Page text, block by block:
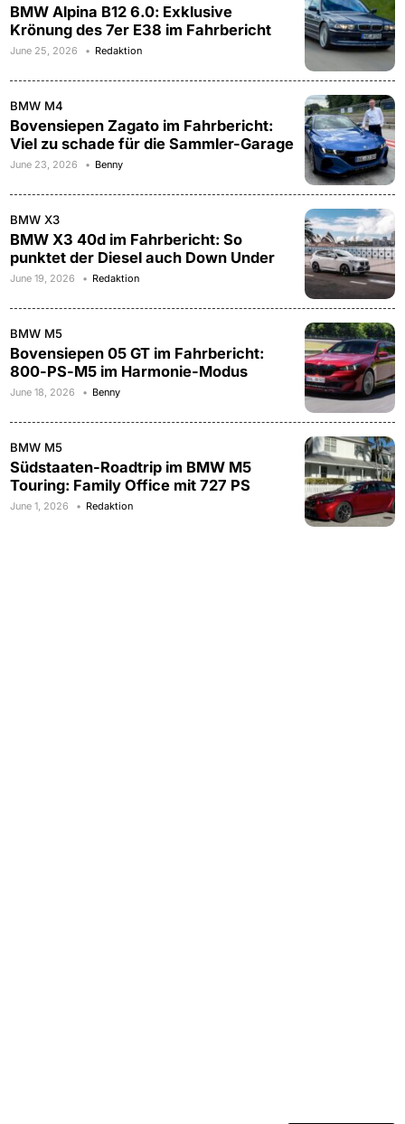
BMW Alpina B12 6.0: Exklusive
Krönung des 7er E38 im Fahrbericht
June 25, 2026 Redaktion
BMW M4
Bovensiepen Zagato im Fahrbericht:
Viel zu schade für die Sammler-Garage
June 23, 2026 Benny
BMW X3
BMW X3 40d im Fahrbericht: So
punktet der Diesel auch Down Under
June 19, 2026 Redaktion
BMW M5
Bovensiepen 05 GT im Fahrbericht:
800-PS-M5 im Harmonie-Modus
June 18, 2026 Benny
BMW M5
Südstaaten-Roadtrip im BMW M5
Touring: Family Office mit 727 PS
June 1, 2026 Redaktion